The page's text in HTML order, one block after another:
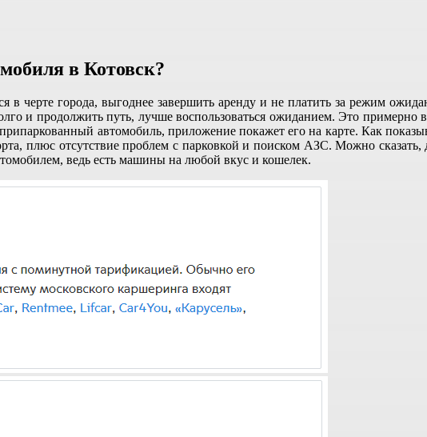
в Котовск?
в черте города, выгоднее завершить аренду и не платить за режим
и продолжить путь, лучше воспользоваться ожиданием. Это
автомобиль, приложение покажет его на карте. Как
плюс отсутствие проблем с парковкой и поиском АЗС. Можно
ведь есть машины на любой вкус и кошелек.